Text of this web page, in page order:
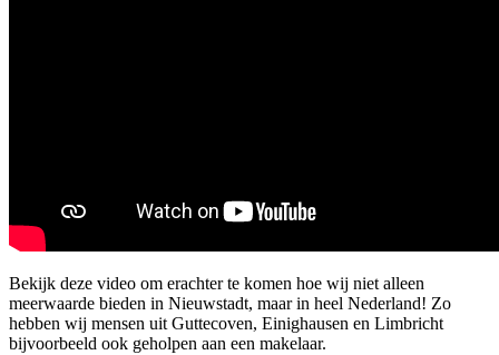
Bekijk deze video om erachter te komen hoe wij niet alleen
meerwaarde bieden in Nieuwstadt, maar in heel Nederland! Zo
hebben wij mensen uit Guttecoven, Einighausen en Limbricht
bijvoorbeeld ook geholpen aan een makelaar.